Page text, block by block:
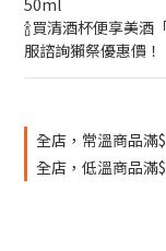
50ml
🍾買清酒杯便享美酒
服諮詢獺祭優惠價！
全店，常溫商品滿
全店，低溫商品滿